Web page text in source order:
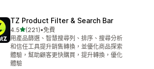
TZ Product Filter & Search Bar
4.5滿分 5 顆星
(221)
共有 221 則評價
•免費
用產品篩選、智慧搜尋列、排序、搜尋分析
和信任工具提升銷售轉換，並優化商品探索
體驗，幫助顧客更快購買，提升轉換，優化
體驗